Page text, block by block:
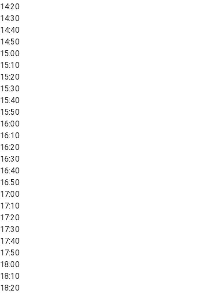
14:20
14:30
14:40
14:50
15:00
15:10
15:20
15:30
15:40
15:50
16:00
16:10
16:20
16:30
16:40
16:50
17:00
17:10
17:20
17:30
17:40
17:50
18:00
18:10
18:20